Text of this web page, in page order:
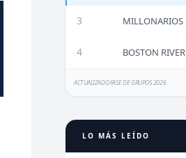
3 MILLONARIOS
4 BOSTON RIVER
ACTUALIZADO FASE DE GRUPOS 2026
LO MÁS LEÍDO